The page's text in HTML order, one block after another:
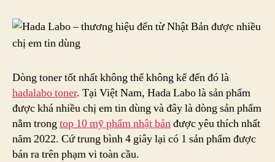
Dòng toner tốt nhất không thể không kể đến đó là
hadalabo toner. Tại Việt Nam, Hada Labo là sản phẩm
được khá nhiều chị em tin dùng và đây là dòng sản phẩm
nằm trong top 10 mỹ phẩm nhật bảnđược yêu thích nhất
năm 2022. Cứ trung bình 4 giây lại có 1 sản phẩm được
bán ra trên phạm vi toàn cầu.